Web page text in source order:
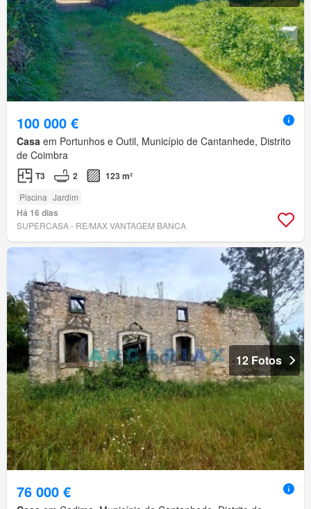
100 000 €
Casa em Portunhos e Outil, Município de Cantanhede, Distrito
de Coimbra
T3 2 123 m²
Piscina Jardim
Há 16 dias
SUPERCASA - RE/MAX VANTAGEM BANCA
12 Fotos
76 000 €